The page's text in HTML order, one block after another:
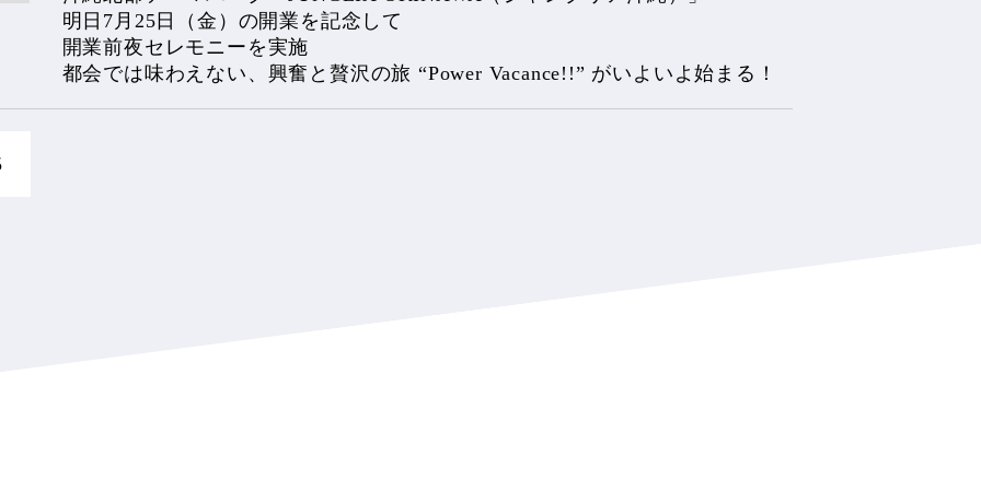
明日7月25日（金）の開業を記念して
開業前夜セレモニーを実施
都会では味わえない、興奮と贅沢の旅 “Power Vacance!!” がいよいよ始まる！